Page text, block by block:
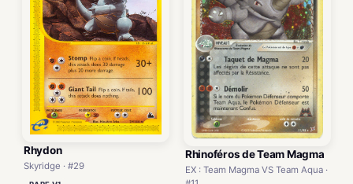
Rhydon
Skyridge · #29
Rhinoféros de Team Magma
EX : Team Magma VS Team Aqua ·